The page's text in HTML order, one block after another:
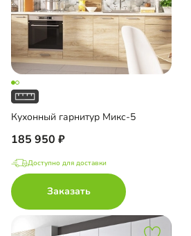
Кухонный гарнитур Микс-5
185 950
Доступно для доставки
Заказать